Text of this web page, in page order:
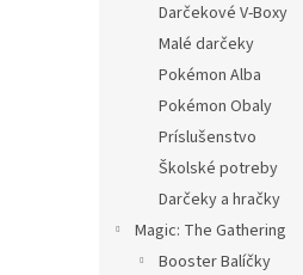
Darčekové V-Boxy
Malé darčeky
Pokémon Alba
Pokémon Obaly
Príslušenstvo
Školské potreby
Darčeky a hračky
Magic: The Gathering
Booster Balíčky